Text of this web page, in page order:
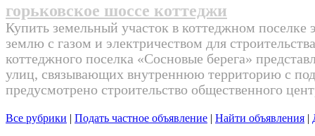
горьковское шоссе коттеджи
Купить земельный участок в коттеджном поселке
землю с газом и электричеством для
коттеджного поселка «Сосновые берега»
улиц, связывающих внутреннюю территорию с
предусмотрено строительство общественного
Все рубрики | Подать частное объявление | Найти объявления |